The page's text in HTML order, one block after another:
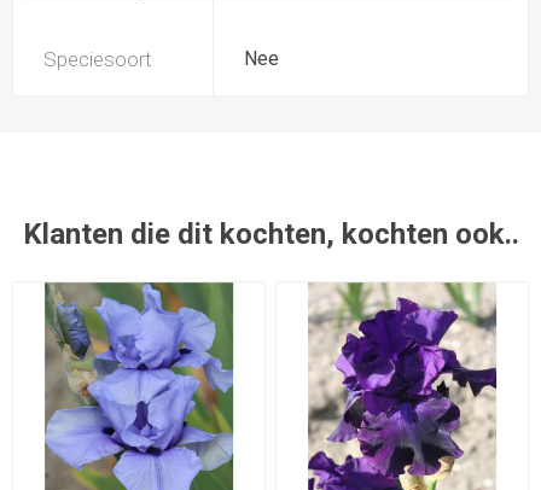
Speciesoort Nee
Klanten die dit kochten, kochten ook..